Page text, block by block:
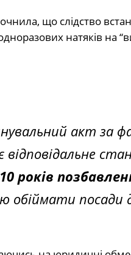
що слідство
натяків на
акт за
років
посади